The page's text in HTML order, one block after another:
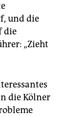
und die
die
„Zieht
die Kölner